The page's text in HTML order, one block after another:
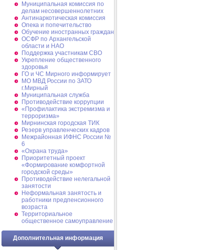
Муниципальная комиссия по
делам несовершеннолетних
Антинаркотическая комиссия
Опека и попечительство
Обучение иностранных граждан
ОСФР по Архангельской
области и НАО
Поддержка участникам СВО
Укрепление общественного
здоровья
ГО и ЧС Мирного информирует
МО МВД России по ЗАТО
г.Мирный
Муниципальная cлужба
Противодействие коррупции
«Профилактика экстремизма и
терроризма»
Мирнинская городская ТИК
Резерв управленческих кадров
Межрайонная ИФНС России №
6
«Охрана труда»
Приоритетный проект
«Формирование комфортной
городской среды»
Противодействие нелегальной
занятости
Неформальная занятость и
работники предпенсионного
возраста
Территориальное
общественное самоуправление
Дополнительная информация